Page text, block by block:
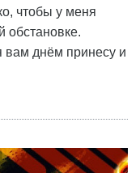
чтобы у меня
обстановке.
вам днём принесу и